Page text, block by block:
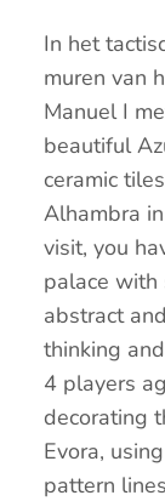
In het
muren van
Manuel I
beautiful
ceramic
Alhambra
visit, you
palace with
abstract
thinking
4 players
decorating
Evora,
pattern